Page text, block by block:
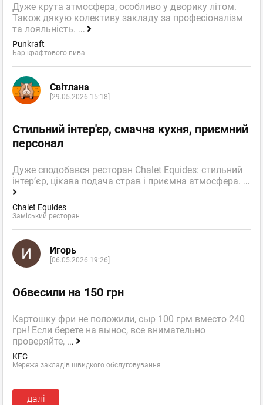
Дуже крута атмосфера, особливо у дворику літом.
Також дякую колективу закладу за професіоналізм
та лояльність. ...
Punkraft
Бар крафтового пива
Світлана
[29.05.2026 15:18]
Стильний інтер'єр, смачна кухня, приємний
персонал
Дуже сподобався ресторан Chalet Equides: стильний
інтер’єр, цікава подача страв і приємна атмосфера. ...
Chalet Equides
Заміський ресторан
Игорь
[06.05.2026 19:26]
Обвесили на 150 грн
Картошку фри не положили, сыр 100 грм вместо 240
грн! Если берете на вынос, все внимательно
проверяйте, ...
KFC
Мережа закладів швидкого обслуговування
далі